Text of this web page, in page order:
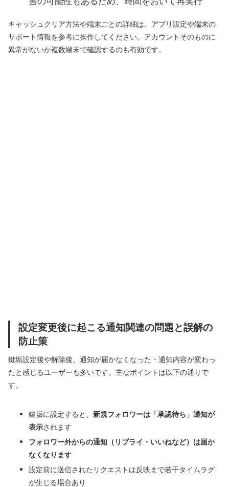
キャッシュクリア方法や端末ごとの詳細は、アプリ設定や端末の
サポート情報を参考に操作してください。アカウントそのものに
異常がないか複数端末で確認するのも有効です。
設定変更後に起こる通知関連の問題と誤解の
防止策
鍵垢設定後や解除後、通知が届かなくなった・通知内容が変わっ
たと感じるユーザーも多いです。主なポイントは以下の通りで
す。
鍵垢に設定すると、 新規フォロワーは「承認待ち」通知が
表示されます
フォロワー外からの通知（リプライ・いいねなど）は届か
なくなります
設定前に送信されたリクエストは反映まで若干タイムラグ
が生じる場合あり